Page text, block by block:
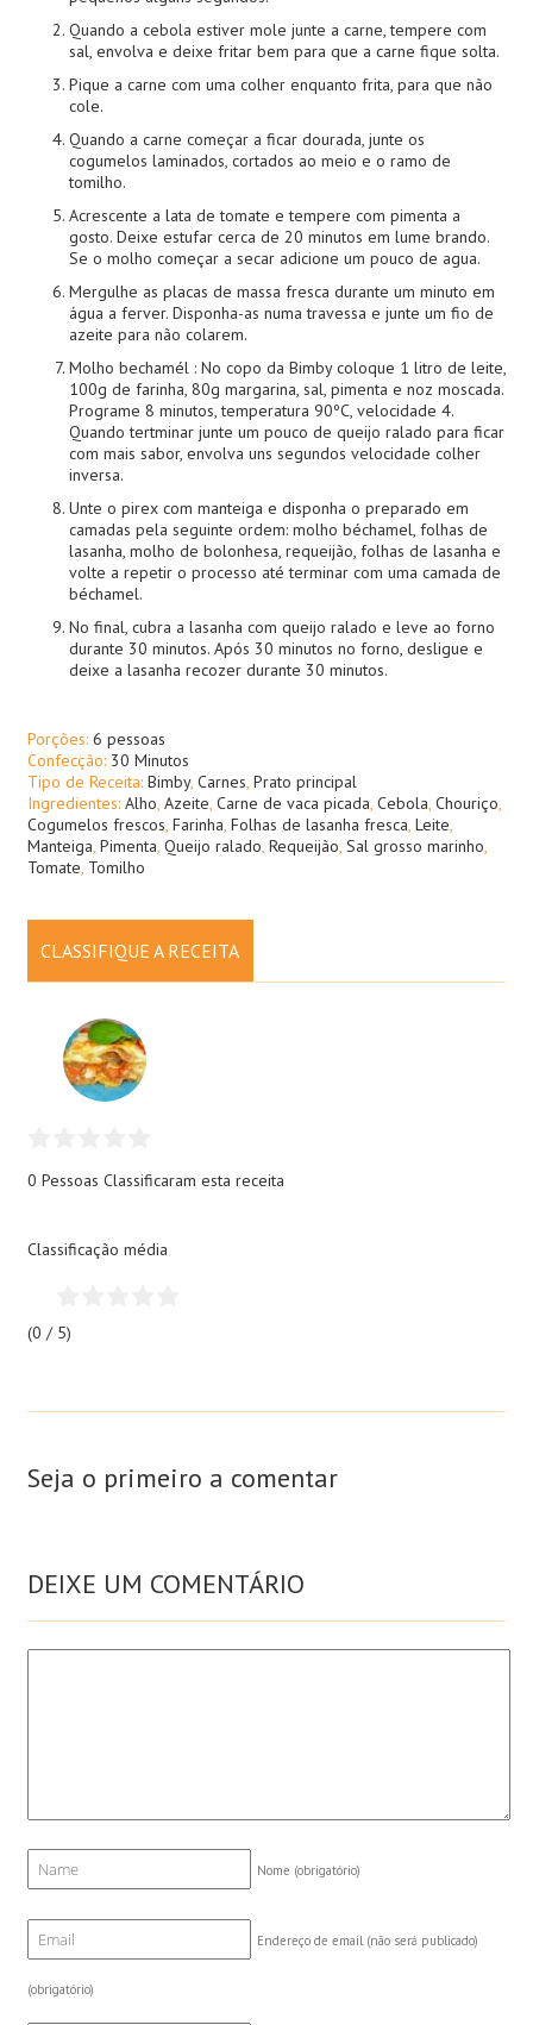
Quando a cebola estiver mole junte a carne, tempere com
sal, envolva e deixe fritar bem para que a carne fique solta.
Pique a carne com uma colher enquanto frita, para que não
cole.
Quando a carne começar a ficar dourada, junte os
cogumelos laminados, cortados ao meio e o ramo de
tomilho.
Acrescente a lata de tomate e tempere com pimenta a
gosto. Deixe estufar cerca de 20 minutos em lume brando.
Se o molho começar a secar adicione um pouco de agua.
Mergulhe as placas de massa fresca durante um minuto em
água a ferver. Disponha-as numa travessa e junte um fio de
azeite para não colarem.
Molho bechamél : No copo da Bimby coloque 1 litro de leite,
100g de farinha, 80g margarina, sal, pimenta e noz moscada.
Programe 8 minutos, temperatura 90ºC, velocidade 4.
Quando tertminar junte um pouco de queijo ralado para ficar
com mais sabor, envolva uns segundos velocidade colher
inversa.
Unte o pirex com manteiga e disponha o preparado em
camadas pela seguinte ordem: molho béchamel, folhas de
lasanha, molho de bolonhesa, requeijão, folhas de lasanha e
volte a repetir o processo até terminar com uma camada de
béchamel.
No final, cubra a lasanha com queijo ralado e leve ao forno
durante 30 minutos. Após 30 minutos no forno, desligue e
deixe a lasanha recozer durante 30 minutos.
Porções: 6 pessoas
Confecção: 30 Minutos
Tipo de Receita: Bimby, Carnes, Prato principal
Ingredientes: Alho, Azeite, Carne de vaca picada, Cebola, Chouriço,
Cogumelos frescos, Farinha, Folhas de lasanha fresca, Leite,
Manteiga, Pimenta, Queijo ralado, Requeijão, Sal grosso marinho,
Tomate, Tomilho
CLASSIFIQUE A RECEITA
0 Pessoas Classificaram esta receita
Classificação média
(0 / 5)
Seja o primeiro a comentar
DEIXE UM COMENTÁRIO
Nome (obrigatório)
Endereço de email (não será publicado)
(obrigatório)